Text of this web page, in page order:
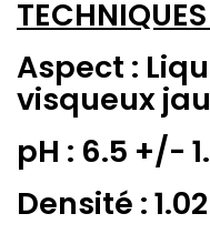
Aspect :
visqueux
pH : 6.5 +/-
Densité :